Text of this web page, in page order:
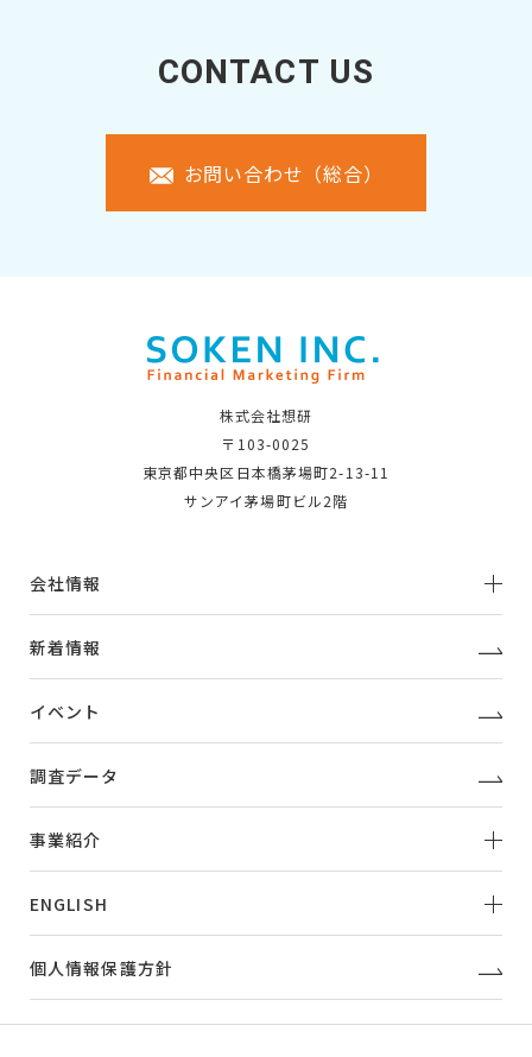
CONTACT US
お問い合わせ（総合）
株式会社想研
〒103-0025
東京都中央区日本橋茅場町2-13-11
サンアイ茅場町ビル2階
会社情報
新着情報
イベント
調査データ
事業紹介
ENGLISH
個人情報保護方針